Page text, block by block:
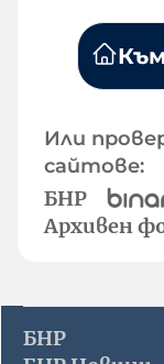
Или
сайтове:
БНР
Архивен
БНР